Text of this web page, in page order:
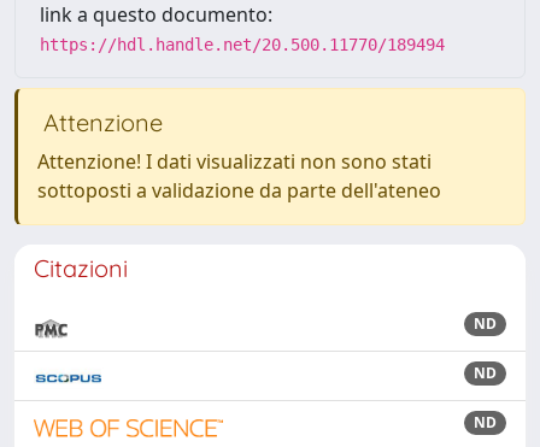
link a questo documento:
https://hdl.handle.net/20.500.11770/189494
Attenzione
Attenzione! I dati visualizzati non sono stati
sottoposti a validazione da parte dell'ateneo
Citazioni
ND
ND
ND